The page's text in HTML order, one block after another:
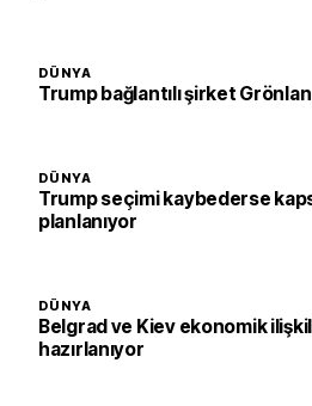
DÜNYA
Trump bağlantılı şirket
DÜNYA
Trump seçimi kaybederse
planlanıyor
DÜNYA
Belgrad ve Kiev ekonomik
hazırlanıyor